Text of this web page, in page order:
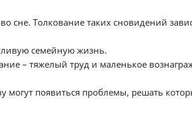
сне. Толкование таких сновидений
семейную жизнь.
– тяжелый труд и маленькое
могут появиться проблемы, решать